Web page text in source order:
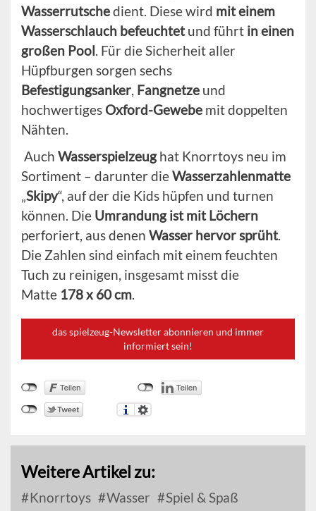
Wasserrutschedient. Diese wird mit einem
Wasserschlauch befeuchtetund führt in einen
großen Pool. Für die Sicherheit aller
Hüpfburgen sorgen sechs
Befestigungsanker, Fangnetze und
hochwertiges Oxford-Gewebe mit doppelten
Nähten.
Auch Wasserspielzeughat Knorrtoys neu im
Sortiment – darunter dieWasserzahlenmatte
„Skipy“, auf der die Kids hüpfen und turnen
können. Die Umrandung ist mit Löchern
perforiert, aus denen Wasser hervor sprüht.
Die Zahlen sind einfach mit einem feuchten
Tuch zu reinigen, insgesamt misst die
Matte 178 x 60 cm.
das spielzeug-Newsletter abonnieren und immer
informiert sein!
Weitere Artikel zu:
Knorrtoys Wasser
Spiel & Spaß